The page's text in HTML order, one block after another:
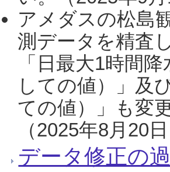
アメダスの松島
測データを精査
「日最大1時間
しての値）」及
ての値）」も変
（2025年8月20日
データ修正の